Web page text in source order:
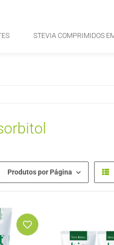
STEVIA COMPRIMIDOS
Produtos por Página